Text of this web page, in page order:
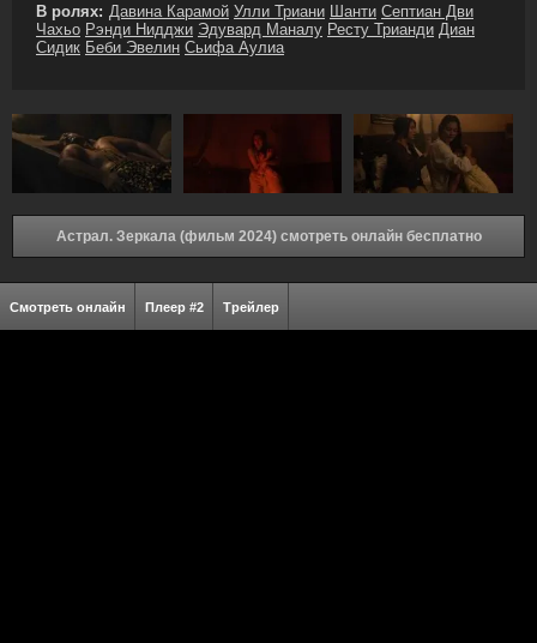
В ролях: Давина Карамой Улли Триани Шанти Септиан Дви
Чахьо Рэнди Нидджи Эдувард Маналу Ресту Трианди Диан
Сидик Беби Эвелин Сьифа Аулиа
Астрал. Зеркала (фильм 2024) смотреть онлайн бесплатно
Смотреть онлайн Плеер #2 Трейлер